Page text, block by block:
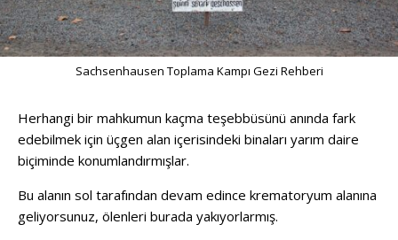
Sachsenhausen Toplama Kampı Gezi Rehberi
Herhangi bir mahkumun kaçma teşebbüsünü anında fark
edebilmek için üçgen alan içerisindeki binaları yarım daire
biçiminde konumlandırmışlar.
Bu alanın sol tarafından devam edince krematoryum alanına
geliyorsunuz, ölenleri burada yakıyorlarmış.